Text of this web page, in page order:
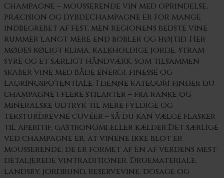
Champagne – mousserende vin med oprindelse,
præcision og dybdeChampagne er for mange
indbegrebet af fest, men regionens bedste vine
rummer langt mere end bobler og højtid. Her
mødes køligt klima, kalkholdige jorde, stram
syre og et særligt håndværk, som tilsammen
skaber vine med både energi, finesse og
lagringspotentiale. I denne kategori finder du
champagne i flere stilarter – fra ranke og
mineralske udtryk til mere fyldige og
teksturdrevne cuvéer – så du kan vælge flasker
til aperitif, gastronomi eller kælder.Det særlige
ved champagne er, at vinene ikke blot er
mousserende; de er formet af en af verdens mest
detaljerede vintraditioner. Druemateriale,
landsby, jordbund, reservevine, dosage og